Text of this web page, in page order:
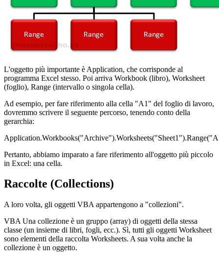
L'oggetto più importante è Application, che corrisponde al
programma Excel stesso. Poi arriva Workbook (libro), Worksheet
(foglio), Range (intervallo o singola cella).
Ad esempio, per fare riferimento alla cella "A1" del foglio di lavoro,
dovremmo scrivere il seguente percorso, tenendo conto della
gerarchia:
Pertanto, abbiamo imparato a fare riferimento all'oggetto più piccolo
in Excel: una cella.
Raccolte (Collections)
A loro volta, gli oggetti VBA appartengono a "collezioni".
VBA Una collezione è un gruppo (array) di oggetti della stessa
classe (un insieme di libri, fogli, ecc.). Sì, tutti gli oggetti Worksheet
sono elementi della raccolta Worksheets. A sua volta anche la
collezione è un oggetto.